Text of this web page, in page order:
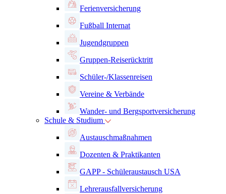
Ferienversicherung
Fußball Internat
Jugendgruppen
Gruppen-Reiserücktritt
Schüler-/Klassenreisen
Vereine & Verbände
Wander- und Bergsportversicherung
Schule & Studium
Austauschmaßnahmen
Dozenten & Praktikanten
GAPP - Schüleraustausch USA
Lehrerausfallversicherung